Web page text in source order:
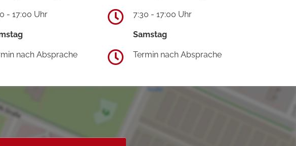
- 17:00 Uhr
nach Absprache
7:30 - 17:00 Uhr
Samstag
Termin nach Absprache